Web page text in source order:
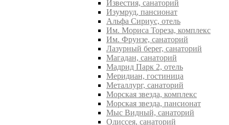
Известия, санаторий
Изумруд, пансионат
Альфа Сириус, отель
Им. Мориса Тореза, комплекс
Им. Фрунзе, санаторий
Лазурный берег, санаторий
Магадан, санаторий
Мадрид Парк 2, отель
Меридиан, гостиница
Металлург, санаторий
Морская звезда, комплекс
Морская звезда, пансионат
Мыс Видный, санаторий
Одиссея, санаторий